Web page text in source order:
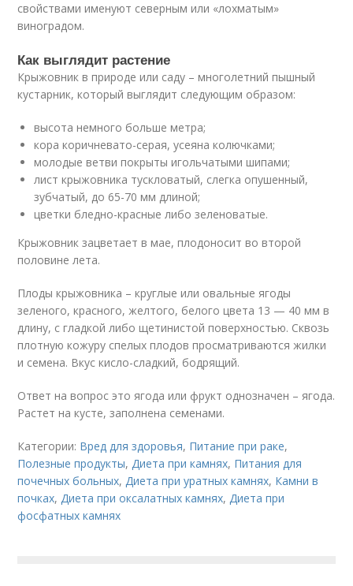
свойствами именуют северным или «лохматым»
виноградом.
Как выглядит растение
Крыжовник в природе или саду – многолетний пышный
кустарник, который выглядит следующим образом:
высота немного больше метра;
кора коричневато-серая, усеяна колючками;
молодые ветви покрыты игольчатыми шипами;
лист крыжовника тускловатый, слегка опушенный,
зубчатый, до 65-70 мм длиной;
цветки бледно-красные либо зеленоватые.
Крыжовник зацветает в мае, плодоносит во второй
половине лета.
Плоды крыжовника – круглые или овальные ягоды
зеленого, красного, желтого, белого цвета 13 — 40 мм в
длину, с гладкой либо щетинистой поверхностью. Сквозь
плотную кожуру спелых плодов просматриваются жилки
и семена. Вкус кисло-сладкий, бодрящий.
Ответ на вопрос это ягода или фрукт однозначен – ягода.
Растет на кусте, заполнена семенами.
Категории: Вред для здоровья, Питание при раке,
Полезные продукты,Диета при камнях, Питания для
почечных больных,Диета при уратных камнях, Камни в
почках,Диета при оксалатных камнях,Диета при
фосфатных камнях